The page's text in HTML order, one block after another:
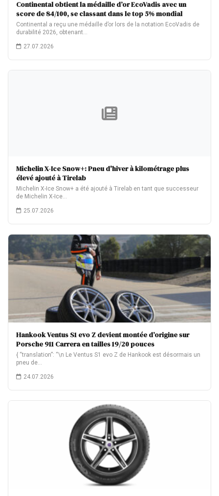
Continental obtient la médaille d’or EcoVadis avec un
score de 84/100, se classant dans le top 5% mondial
Continental a reçu une médaille d’or lors de la notation EcoVadis de
durabilité 2026, obtenant…
27.07.2026
Michelin X-Ice Snow+: Pneu d'hiver à kilométrage plus
élevé ajouté à Tirelab
Michelin X-Ice Snow+ a été ajouté à Tirelab en tant que successeur
de Michelin X-Ice…
25.07.2026
Hankook Ventus S1 evo Z devient montée d’origine sur
Porsche 911 Carrera en tailles 19/20 pouces
{ “translation”: “\n Le Ventus S1 evo Z de Hankook est désormais un
pneu de…
24.07.2026